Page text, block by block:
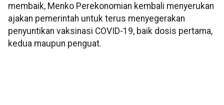
membaik, Menko Perekonomian kembali menyerukan
ajakan pemerintah untuk terus menyegerakan
penyuntikan vaksinasi COVID-19, baik dosis pertama,
kedua maupun penguat.